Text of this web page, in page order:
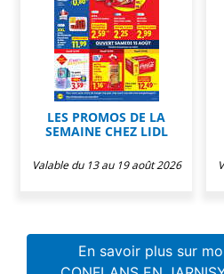
LES PROMOS DE LA
SEMAINE CHEZ LIDL
Valable du 13 au 19 août 2026
En savoir plus sur